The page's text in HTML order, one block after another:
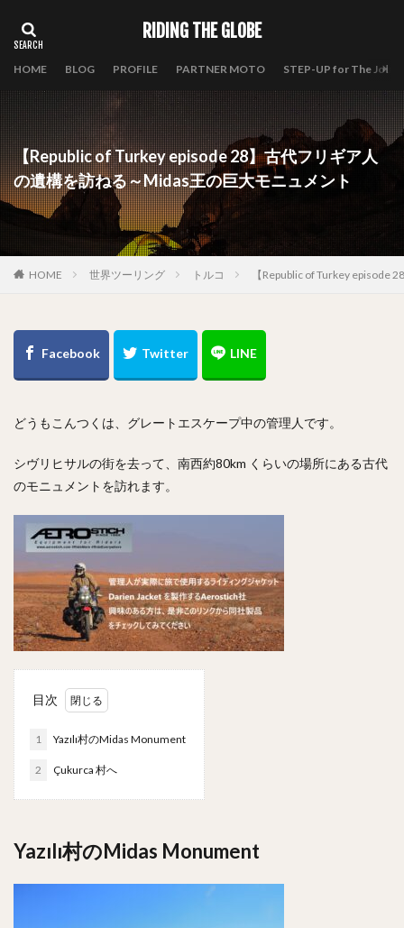
RIDING THE GLOBE
HOME BLOG PROFILE PARTNER MOTO STEP-UP for The
【Republic of Turkey episode 28】古代フリギア人
の遺構を訪ねる～Midas王の巨大モニュメント
HOME 世界ツーリング トルコ 【Republic of Turkey episode
どうもこんつくは、グレートエスケープ中の管理人です。
シヴリヒサルの街を去って、南西約80km くらいの場所にある古代
のモニュメントを訪れます。
目次
1 Yazılı村のMidas Monument
2 Çukurca 村へ
Yazılı村のMidas Monument